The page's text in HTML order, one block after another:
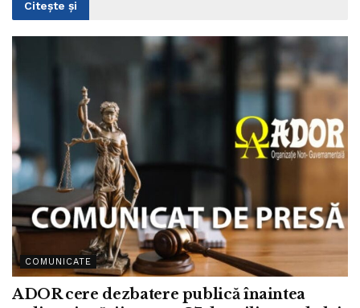
Citește și
COMUNICATE
ADOR cere dezbatere publică înaintea